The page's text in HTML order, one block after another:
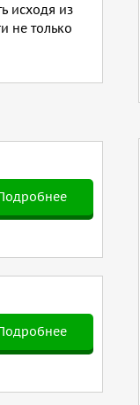
исходя из
не только